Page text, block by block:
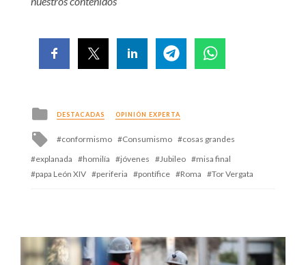
Posted
in
DESTACADAS OPINIÓN EXPERTA
Tagged
conformismo Consumismo
cosas grandes
explanada
homilía jóvenes Jubileo
misa final
papa León XIV
periferia pontífice Roma Tor Vergata